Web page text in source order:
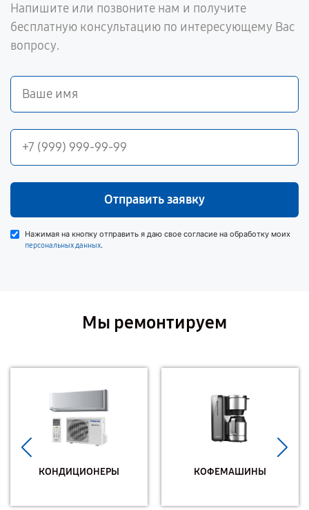
Напишите или позвоните нам и получите
бесплатную консультацию по интересующему Вас
вопросу.
Отправить заявку
Нажимая на кнопку отправить я даю свое согласие на обработку моих
персональных данных.
Мы ремонтируем
КОНДИЦИОНЕРЫ КОФЕМАШИНЫ